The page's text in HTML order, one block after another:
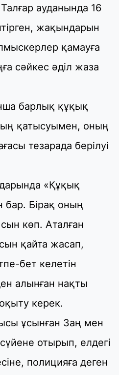
ауданында 16
жақындарын
қамауға
сәйкес әділ жаза
барлық құқық
қатысуымен, оның
тезарада берілуі
«Құқық
бар. Бірақ оның
көп. Аталған
қайта жасап,
бет келетін
алынған нақты
керек.
ұсынған Заң мен
отырып, елдегі
полицияға деген